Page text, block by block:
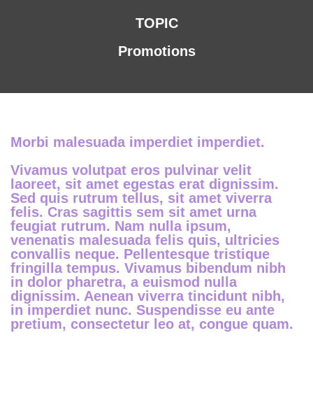
TOPIC
Promotions
Morbi malesuada imperdiet imperdiet.
Vivamus volutpat eros pulvinar velit
laoreet, sit amet egestas erat dignissim.
Sed quis rutrum tellus, sit amet viverra
felis. Cras sagittis sem sit amet urna
feugiat rutrum. Nam nulla ipsum,
venenatis malesuada felis quis, ultricies
convallis neque. Pellentesque tristique
fringilla tempus. Vivamus bibendum nibh
in dolor pharetra, a euismod nulla
dignissim. Aenean viverra tincidunt nibh,
in imperdiet nunc. Suspendisse eu ante
pretium, consectetur leo at, congue quam.